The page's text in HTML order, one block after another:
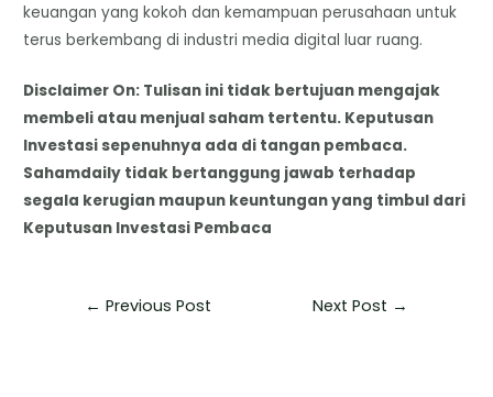
keuangan yang kokoh dan kemampuan perusahaan untuk
terus berkembang di industri media digital luar ruang.
Disclaimer On: Tulisan ini tidak bertujuan mengajak
membeli atau menjual saham tertentu. Keputusan
Investasi sepenuhnya ada di tangan pembaca.
Sahamdaily tidak bertanggung jawab terhadap
segala kerugian maupun keuntungan yang timbul dari
Keputusan Investasi Pembaca
← Previous Post Next Post →